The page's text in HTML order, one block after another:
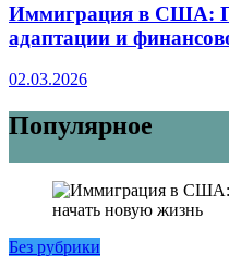
Иммиграция в США:
адаптации и
02.03.2026
Популярное
Без рубрики